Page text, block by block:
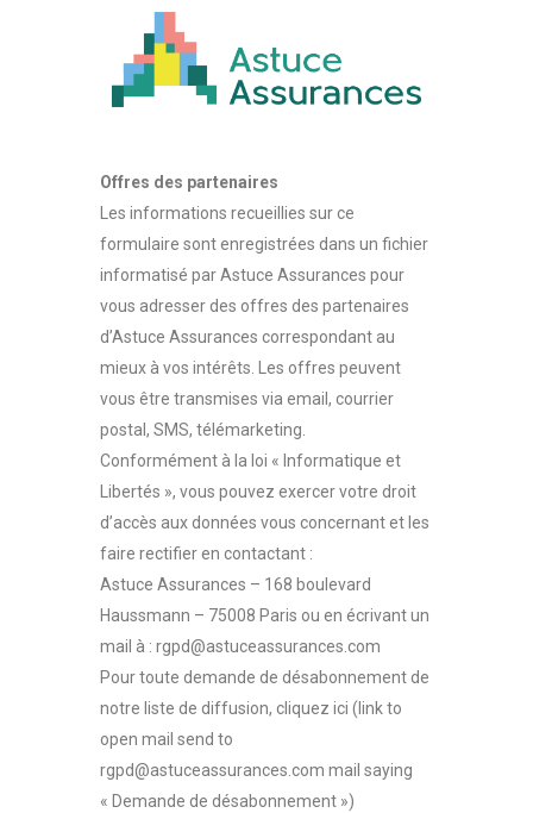
Offres des partenaires
Les informations recueillies sur ce
formulaire sont enregistrées dans un fichier
informatisé par Astuce Assurances pour
vous adresser des offres des partenaires
d’Astuce Assurances correspondant au
mieux à vos intérêts. Les offres peuvent
vous être transmises via email, courrier
postal, SMS, télémarketing.
Conformément à la loi « Informatique et
Libertés », vous pouvez exercer votre droit
d’accès aux données vous concernant et les
faire rectifier en contactant :
Astuce Assurances – 168 boulevard
Haussmann – 75008 Paris ou en écrivant un
mail à : rgpd@astuceassurances.com
Pour toute demande de désabonnement de
notre liste de diffusion, cliquez ici (link to
open mail send to
rgpd@astuceassurances.com mail saying
« Demande de désabonnement »)